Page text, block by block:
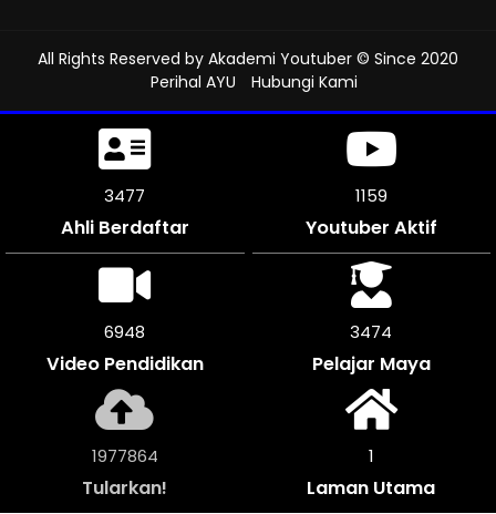
All Rights Reserved by Akademi Youtuber © Since 2020
Perihal AYU
Hubungi Kami
3804
Ahli Berdaftar
1268
Youtuber Aktif
7608
Video Pendidikan
3804
Pelajar Maya
2165744
Tularkan!
1
Laman Utama